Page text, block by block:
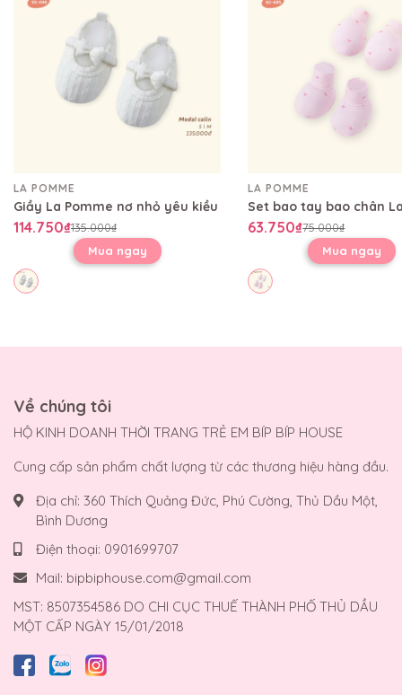
LA POMME
Giầy La Pomme nơ nhỏ yêu kiều
114.750₫135.000₫
Mua ngay
LA POMME
63.750₫75.000₫
Mua ngay
Về chúng tôi
HỘ KINH DOANH THỜI TRANG TRẺ EM BÍP BÍP HOUSE
Cung cấp sản phẩm chất lượng từ các thương hiệu hàng đầu.
Địa chỉ: 360 Thích Quảng Đức, Phú Cường, Thủ Dầu Một,
Bình Dương
Điện thoại: 0901699707
Mail: bipbiphouse.com@gmail.com
MST: 8507354586 DO CHI CỤC THUẾ THÀNH PHỐ THỦ DẦU
MỘT CẤP NGÀY 15/01/2018